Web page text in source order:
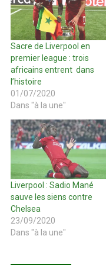
Sacre de Liverpool en
premier league : trois
africains entrent dans
l’histoire
01/07/2020
Dans "à la une"
Liverpool : Sadio Mané
sauve les siens contre
Chelsea
23/09/2020
Dans "à la une"